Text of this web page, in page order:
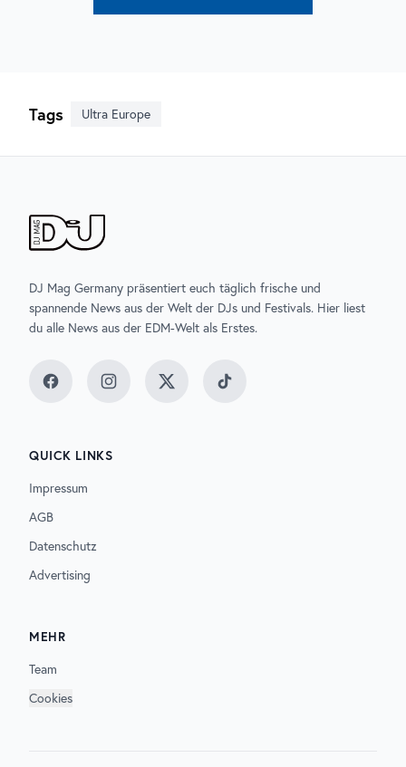
Tags Ultra Europe
DJ Mag Germany präsentiert euch täglich frische und
spannende News aus der Welt der DJs und Festivals. Hier liest
du alle News aus der EDM-Welt als Erstes.
FacebookInstagramTwitter TikTok
QUICK LINKS
Impressum
AGB
Datenschutz
Advertising
MEHR
Team
Cookies